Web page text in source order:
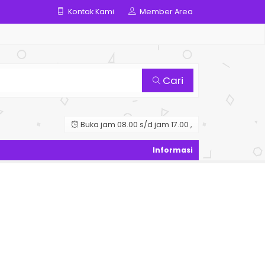
Kontak Kami Member Area
Cari
Buka jam 08.00 s/d jam 17.00 ,